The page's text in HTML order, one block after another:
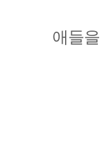
애들을